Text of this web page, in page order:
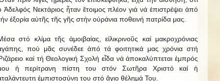
Ἀδελφός Νεκτάριος ἦταν ἔτοιμος πλέον γιά νά ἐπιστρέψει ἀπό
ἐξορία αὐτῆς τῆς γῆς στήν οὐράνια ποθεινή πατρίδα μας.
στό κλίμα τῆς ἀμοιβαίας, εἰλικρινοῦς καί μακροχρόνιας
πού μᾶς συνέδεε ἀπό τά φοιτητικά μας χρόνια στή
καί τή Θεολογική Σχολή εἶδα νά ἀποκαλύπτεται ἐμπρός
ἡ περίτρανη πίστη του στόν Σωτῆρα Χριστό καί ἡ
ἐμπιστοσύνη του στό ἅγιο θέλημά Του.